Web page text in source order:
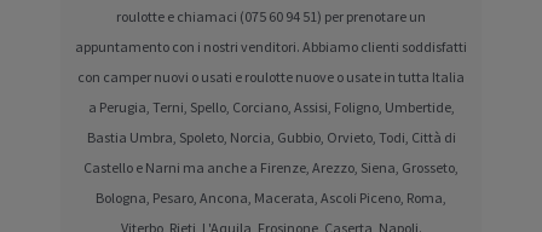
roulotte e chiamaci (075 60 94 51) per prenotare un
appuntamento con i nostri venditori. Abbiamo clienti soddisfatti
con camper nuovi o usati e roulotte nuove o usate in tutta Italia
a Perugia, Terni, Spello, Corciano, Assisi, Foligno, Umbertide,
Bastia Umbra, Spoleto, Norcia, Gubbio, Orvieto, Todi, Città di
Castello e Narni ma anche a Firenze, Arezzo, Siena, Grosseto,
Bologna, Pesaro, Ancona, Macerata, Ascoli Piceno, Roma,
Viterbo, Rieti, L'Aquila, Frosinone, Caserta, Napoli.